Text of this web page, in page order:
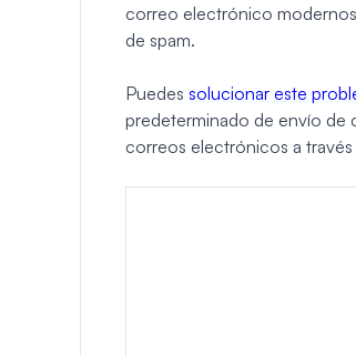
correo electrónico
de spam.
Puedes solucionar este
predeterminado de envío de
correos electrónicos a